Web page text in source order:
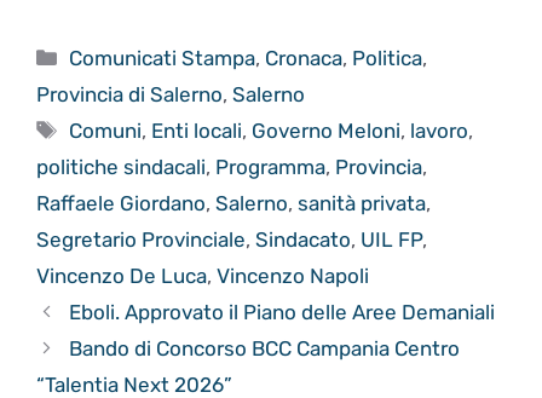
Categorie
Comunicati Stampa, Cronaca, Politica,
Provincia di Salerno, Salerno
Tag
Comuni, Enti locali, Governo Meloni, lavoro,
politiche sindacali, Programma, Provincia,
Raffaele Giordano, Salerno, sanità privata,
Segretario Provinciale, Sindacato, UIL FP,
Vincenzo De Luca, Vincenzo Napoli
Eboli. Approvato il Piano delle Aree Demaniali
Bando di Concorso BCC Campania Centro
“Talentia Next 2026”